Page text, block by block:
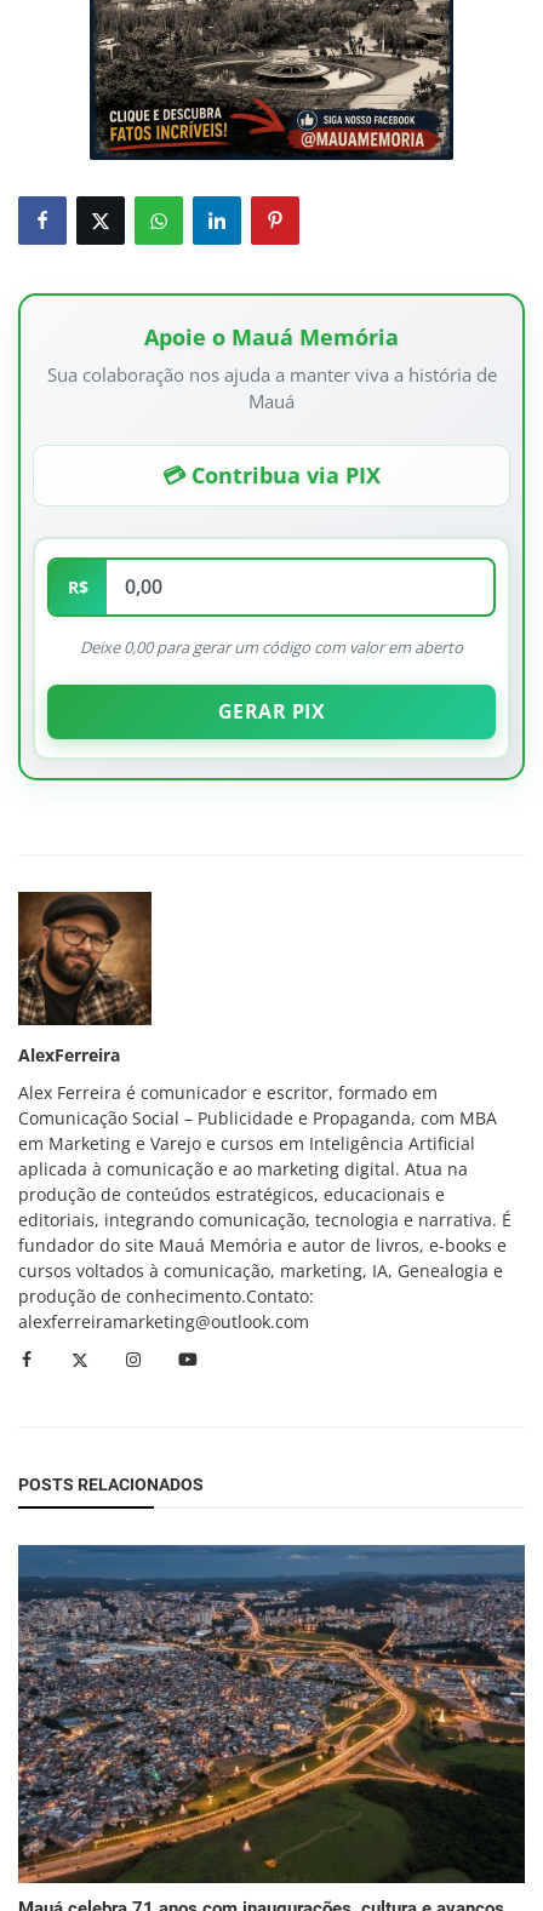
Apoie o Mauá Memória
Sua colaboração nos ajuda a manter viva a história de
Mauá
💳 Contribua via PIX
R$
Deixe 0,00 para gerar um código com valor em aberto
GERAR PIX
AlexFerreira
Alex Ferreira é comunicador e escritor, formado em
Comunicação Social – Publicidade e Propaganda, com MBA
em Marketing e Varejo e cursos em Inteligência Artificial
aplicada à comunicação e ao marketing digital. Atua na
produção de conteúdos estratégicos, educacionais e
editoriais, integrando comunicação, tecnologia e narrativa. É
fundador do site Mauá Memória e autor de livros, e-books e
cursos voltados à comunicação, marketing, IA, Genealogia e
produção de conhecimento.Contato:
alexferreiramarketing@outlook.com
POSTS RELACIONADOS